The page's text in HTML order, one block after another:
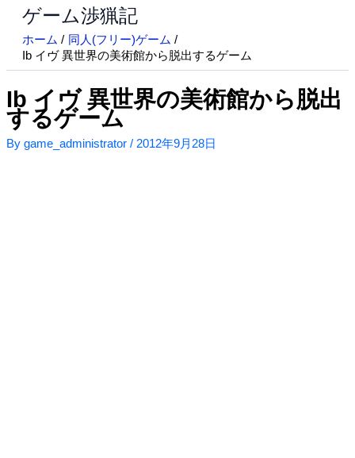
ス
キ
ッ
プ
ゲーム渉猟記
ホーム
同人(フリー)ゲーム
Ib イヴ 異世界の美術館から脱出するゲーム
Ib イヴ 異世界の美術館から脱出
するゲーム
By game_administrator / 2012年9月28日